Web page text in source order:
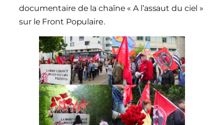
documentaire de la chaîne « A l’assaut du ciel »
sur le Front Populaire.